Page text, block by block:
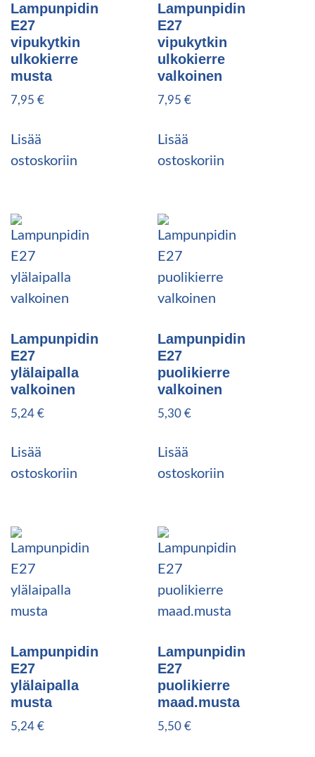
Lampunpidin
E27
vipukytkin
ulkokierre
musta
7,95 €
Lisää
ostoskoriin
Lampunpidin
E27
vipukytkin
ulkokierre
valkoinen
7,95 €
Lisää
ostoskoriin
Lampunpidin
E27
ylälaipalla
valkoinen
5,24 €
Lisää
ostoskoriin
Lampunpidin
E27
puolikierre
valkoinen
5,30 €
Lisää
ostoskoriin
Lampunpidin
E27
ylälaipalla
musta
5,24 €
Lampunpidin
E27
puolikierre
maad.musta
5,50 €